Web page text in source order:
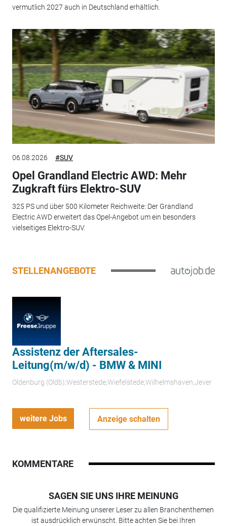
vermutlich 2027 auch in Deutschland erhältlich.
06.08.2026 #SUV
Opel Grandland Electric AWD: Mehr
Zugkraft fürs Elektro-SUV
325 PS und über 500 Kilometer Reichweite: Der Grandland
Electric AWD erweitert das Opel-Angebot um ein besonders
vielseitiges Elektro-SUV.
STELLENANGEBOTE
Assistenz der Aftersales-
Leitung(m/w/d) - BMW & MINI
Oldenburg (Oldb);Westerstede;Wiefelstede;Wilhelmshaven;Jever
weitere Jobs Anzeige schalten
KOMMENTARE
SAGEN SIE UNS IHRE MEINUNG
Die qualifizierte Meinung unserer Leser zu allen Branchenthemen
ist ausdrücklich erwünscht. Bitte achten Sie bei Ihren